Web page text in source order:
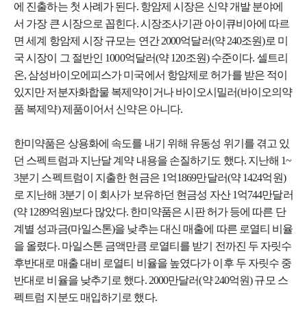
에 진출하는 첫 사례가 된다. 항암제 시장은 신약 개발 분야에
서 가장 큰 시장으로 꼽힌다. 시장조사기관 아이큐비아에 따르
면 세계 항암제 시장 규모는 연간 2000억달러(약 240조원)로 미
국 시장이 그 절반인 1000억달러(약 120조원) 수준이다. 셀트리
온, 삼성바이오에피스가 미국에서 항암제로 허가를 받은 적이
있지만 저분자화합물 복제약이거나 바이오시밀러(바이오의약
품 복제약) 제품이어서 신약은 아니다.
한미약품은 상용화에 속도를 내기 위해 유동성 위기를 겪고 있
던 스펙트럼과 지난달 계약 내용을 손질하기도 했다. 지난해 1~
3분기 스펙트럼이 지출한 현금은 1억1869만달러(약 1424억원)
로 지난해 3분기 이 회사가 보유하던 현금성 자산 1억744만달러
(약 1289억원)보다 많았다. 한미약품은 시판 허가 등에 따른 단
계별 성과금(마일스톤)을 낮추는 대신 매출에 따른 로열티 비율
을 올렸다. 마일스톤 금액만큼 로열티를 받기 전까진 두 자릿수
후반대로 매출 대비 로열티 비율을 높였다가 이후 두 자릿수 중
반대로 비율을 낮추기로 했다. 2000만달러(약 240억원) 규모 스
펙트럼 지분도 매입하기로 했다.